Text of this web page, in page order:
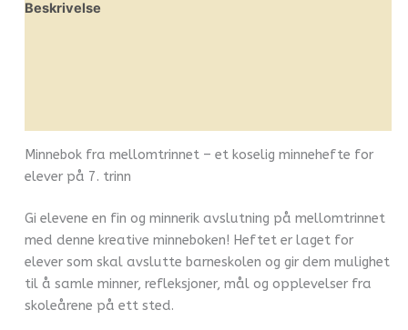
Beskrivelse
Minnebok fra mellomtrinnet – et koselig minnehefte for
elever på 7. trinn
Gi elevene en fin og minnerik avslutning på mellomtrinnet
med denne kreative minneboken! Heftet er laget for
elever som skal avslutte barneskolen og gir dem mulighet
til å samle minner, refleksjoner, mål og opplevelser fra
skoleårene på ett sted.